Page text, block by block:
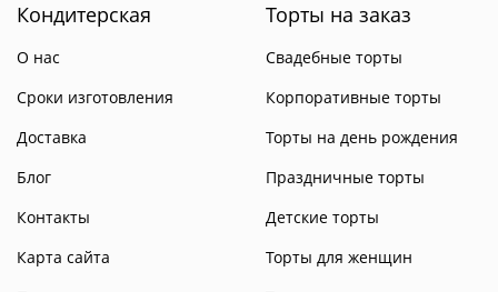
Кондитерская
О нас
Сроки изготовления
Доставка
Блог
Контакты
Карта сайта
Торты на заказ
Свадебные торты
Корпоративные торты
Торты на день рождения
Праздничные торты
Детские торты
Торты для женщин